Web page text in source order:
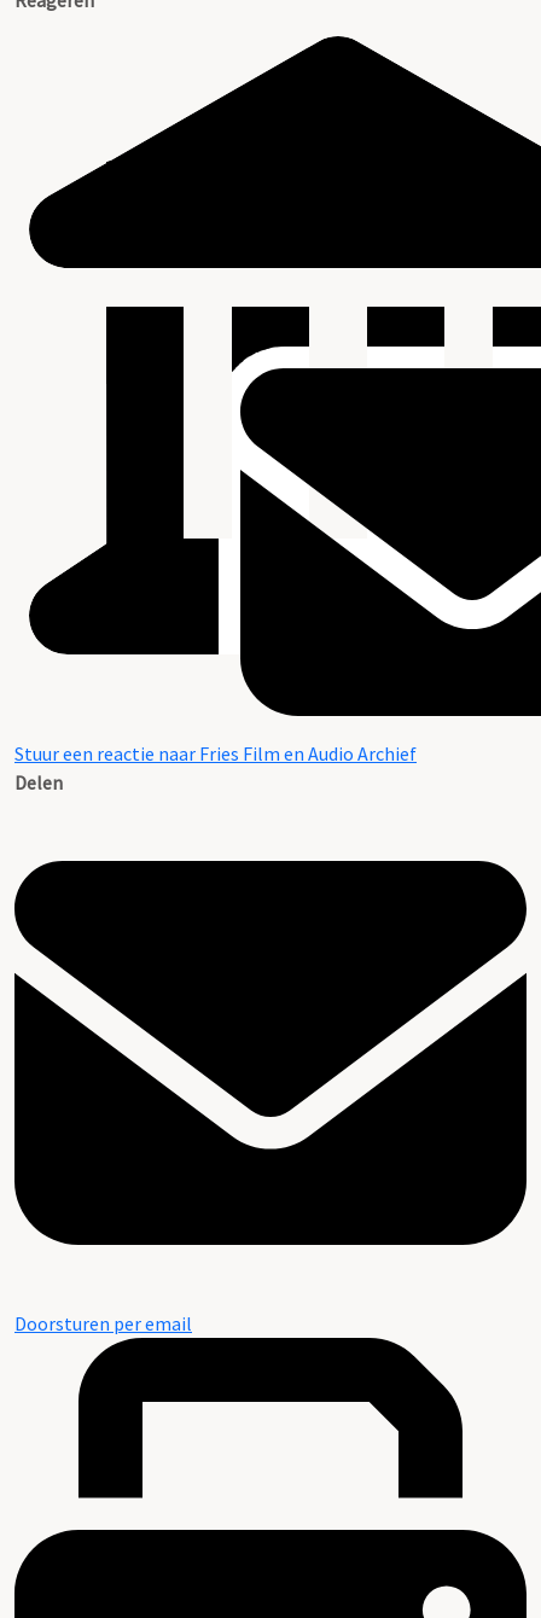
Stuur een reactie naar Fries Film en Audio Archief
Delen
Doorsturen per email